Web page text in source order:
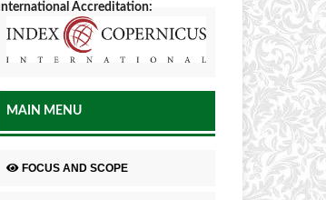
International Accreditation:
MAIN MENU
FOCUS AND SCOPE